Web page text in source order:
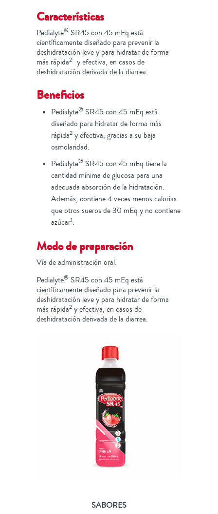
Características
Pedialyte® SR45 con 45 mEq está
científicamente diseñado para prevenir la
deshidratación leve y para hidratar de forma
más rápida2 y efectiva, en casos de
deshidratación derivada de la diarrea.
Beneficios
Pedialyte® SR45 con 45 mEq está
diseñado para hidratar de forma más
rápida2 y efectiva, gracias a su baja
osmolaridad.
Pedialyte® SR45 con 45 mEq tiene la
cantidad mínima de glucosa para una
adecuada absorción de la hidratación.
Además, contiene 4 veces menos calorías
que otros sueros de 30 mEq y no contiene
azúcar1.
Modo de preparación
Vía de administración oral.
Pedialyte® SR45 con 45 mEq está
científicamente diseñado para prevenir la
deshidratación leve y para hidratar de forma
más rápida2 y efectiva, en casos de
deshidratación derivada de la diarrea.
SABORES